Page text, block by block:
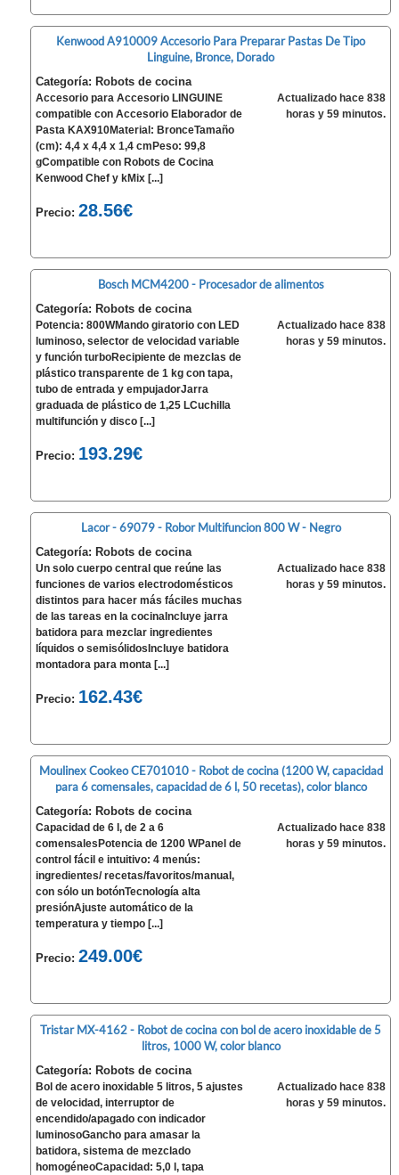
Kenwood A910009 Accesorio Para Preparar Pastas De Tipo
Linguine, Bronce, Dorado
Categoría: Robots de cocina
Accesorio para Accesorio LINGUINE
compatible con Accesorio Elaborador de
Pasta KAX910Material: BronceTamaño
(cm): 4,4 x 4,4 x 1,4 cmPeso: 99,8
gCompatible con Robots de Cocina
Kenwood Chef y kMix [...]
Precio:28.56€
Actualizado hace 838
horas y 59 minutos.
Bosch MCM4200 - Procesador de alimentos
Categoría: Robots de cocina
Potencia: 800WMando giratorio con LED
luminoso, selector de velocidad variable
y función turboRecipiente de mezclas de
plástico transparente de 1 kg con tapa,
tubo de entrada y empujadorJarra
graduada de plástico de 1,25 LCuchilla
multifunción y disco [...]
Precio: 193.29€
Actualizado hace 838
horas y 59 minutos.
Lacor - 69079 - Robor Multifuncion 800 W - Negro
Categoría: Robots de cocina
Un solo cuerpo central que reúne las
funciones de varios electrodomésticos
distintos para hacer más fáciles muchas
de las tareas en la cocinaIncluye jarra
batidora para mezclar ingredientes
líquidos o semisólidosIncluye batidora
montadora para monta [...]
Precio: 162.43€
Actualizado hace 838
horas y 59 minutos.
Moulinex Cookeo CE701010 - Robot de cocina (1200 W, capacidad
para 6 comensales, capacidad de 6 l, 50 recetas), color blanco
Categoría: Robots de cocina
Capacidad de 6 l, de 2 a 6
comensalesPotencia de 1200 WPanel de
control fácil e intuitivo: 4 menús:
ingredientes/ recetas/favoritos/manual,
con sólo un botónTecnología alta
presiónAjuste automático de la
temperatura y tiempo [...]
Precio:249.00€
Actualizado hace 838
horas y 59 minutos.
Tristar MX-4162 - Robot de cocina con bol de acero inoxidable de 5
litros, 1000 W, color blanco
Categoría: Robots de cocina
Bol de acero inoxidable 5 litros, 5 ajustes
de velocidad, interruptor de
encendido/apagado con indicador
luminosoGancho para amasar la
batidora, sistema de mezclado
homogéneoCapacidad: 5,0 l, tapa
Actualizado hace 838
horas y 59 minutos.